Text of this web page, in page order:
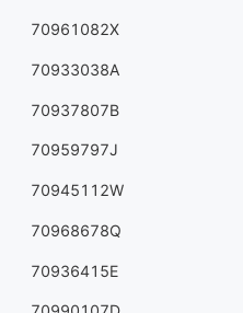
70961082X
70933038A
70937807B
70959797J
70945112W
70968678Q
70936415E